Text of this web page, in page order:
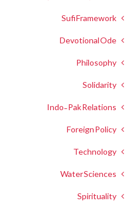
Sufi Framework
Devotional Ode
Philosophy
Solidarity
Indo-Pak Relations
Foreign Policy
Technology
Water Sciences
Spirituality